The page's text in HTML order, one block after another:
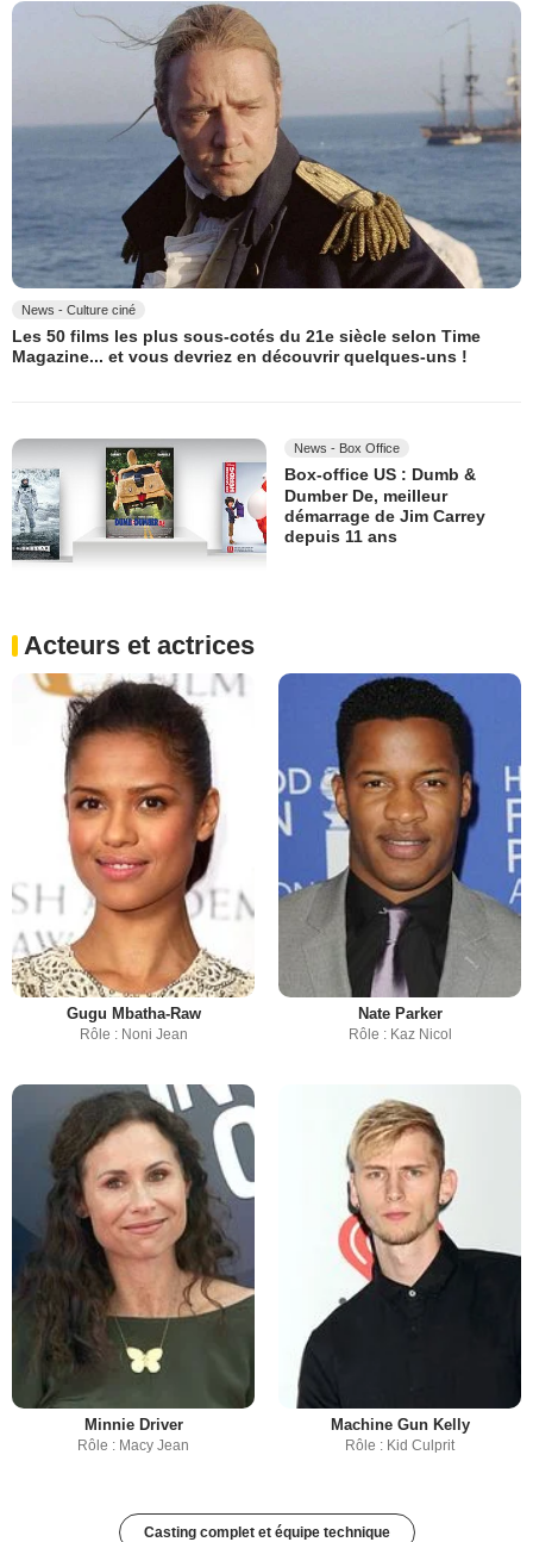
News - Culture ciné
Les 50 films les plus sous-cotés du 21e siècle selon Time
Magazine... et vous devriez en découvrir quelques-uns !
News - Box Office
Box-office US : Dumb &
Dumber De, meilleur
démarrage de Jim Carrey
depuis 11 ans
Acteurs et actrices
Gugu Mbatha-Raw
Rôle : Noni Jean
Nate Parker
Rôle : Kaz Nicol
Minnie Driver
Rôle : Macy Jean
Machine Gun Kelly
Rôle : Kid Culprit
Casting complet et équipe technique